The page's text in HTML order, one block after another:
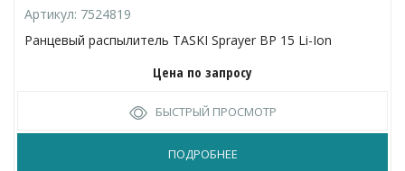
Артикул: 7524819
Ранцевый распылитель TASKI Sprayer BP 15 Li-Ion
Цена по запросу
БЫСТРЫЙ ПРОСМОТР
ПОДРОБНЕЕ